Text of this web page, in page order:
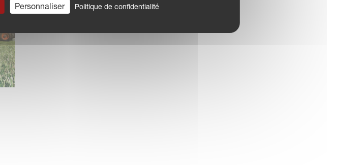
Personnaliser Politique de confidentialité